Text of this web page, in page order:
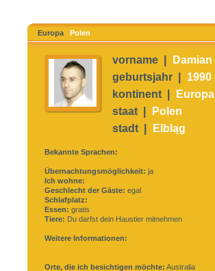
Europa Polen
vorname |
Damian
geburtsjahr |
1990
kontinent |
Europa
staat |
Polen
stadt |
Elbląg
Bekannte Sprachen:
Übernachtungsmöglichkeit: ja
Ich wohne:
Geschlecht der Gäste: egal
Schlafplatz:
Essen: gratis
Tiere: Du darfst dein Haustier mitnehmen
Weitere Informationen:
Orte, die ich besichtigen möchte: Australia